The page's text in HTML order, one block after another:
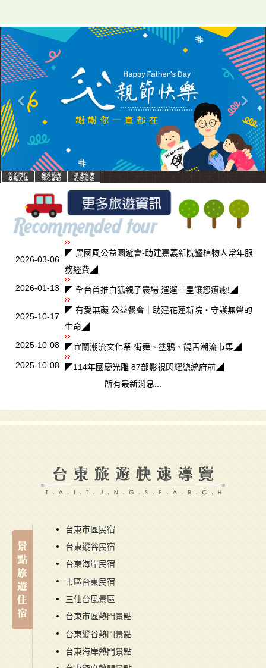
2026-03-06
◤ 異國風公益園遊會-助建嘉義新院暨植物人常年服
務經費◢
2026-01-13
◤ 全台首推白狐親子農場 遛遛三星讓您療癒!◢
2025-10-17
◤ 有愛無礙 公益餐會｜助建花蓮新院・守護無聲的
生命◢
2025-10-08
◤宜蘭潮流文化祭 街舞、塗鴉、饒舌潮流市集◢
2025-10-08
◤114年國慶光雕 87部影視閃耀總統府前◢
所有最新消息...
台東市區民宿
台東縱谷民宿
台東海岸民宿
市區台東民宿
三仙台風景區
台東市區熱門景點
台東縱谷熱門景點
台東海岸熱門景點